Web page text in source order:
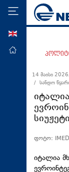
მთავარი
ეკონომიკა
მსოფლიო
ჯანდაცვა
თავდაცვა
14 მაისი
/ სანდო
სიუჟეტი
ფოტო:
იტალია